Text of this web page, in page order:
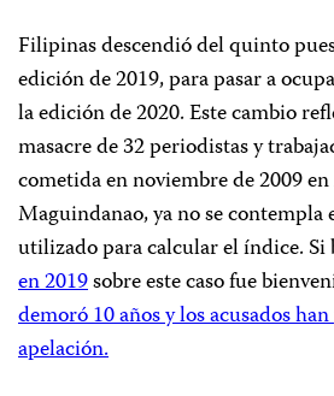
Filipinas descendió del quinto
edición de 2019, para pasar a
la edición de 2020. Este cambio
masacre de 32 periodistas y
cometida en noviembre de 2009
Maguindanao, ya no se contempla
utilizado para calcular el índice. Si
en 2019sobre este caso fue
demoró 10 años y los acusados
apelación.